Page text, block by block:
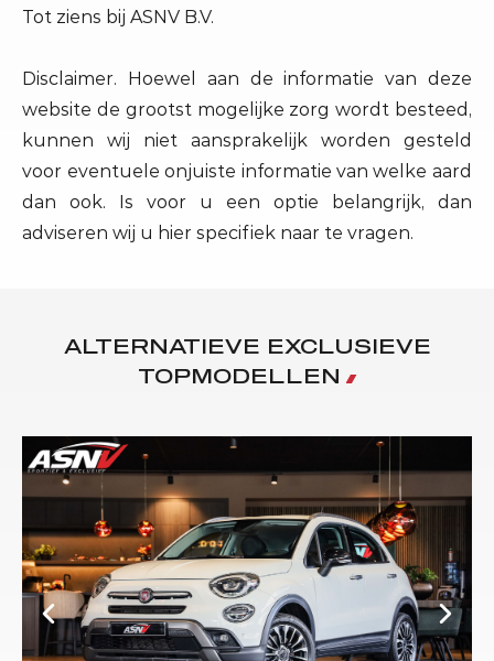
Tot ziens bij ASNV B.V.
Disclaimer. Hoewel aan de informatie van deze
website de grootst mogelijke zorg wordt besteed,
kunnen wij niet aansprakelijk worden gesteld
voor eventuele onjuiste informatie van welke aard
dan ook. Is voor u een optie belangrijk, dan
adviseren wij u hier specifiek naar te vragen.
ALTERNATIEVE EXCLUSIEVE
TOPMODELLEN